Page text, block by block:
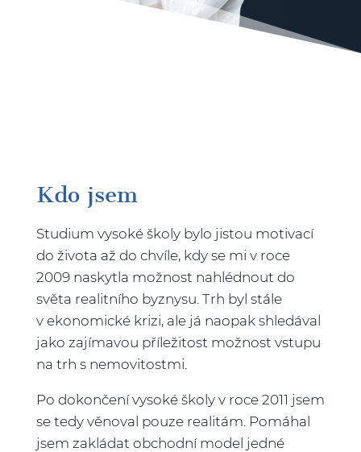
Kdo jsem
Studium vysoké školy bylo jistou motivací
do života až do chvíle, kdy se mi v roce
2009 naskytla možnost nahlédnout do
světa realitního byznysu. Trh byl stále
v ekonomické krizi, ale já naopak shledával
jako zajímavou příležitost možnost vstupu
na trh s nemovitostmi.
Po dokončení vysoké školy v roce 2011 jsem
se tedy věnoval pouze realitám. Pomáhal
jsem zakládat obchodní model jedné